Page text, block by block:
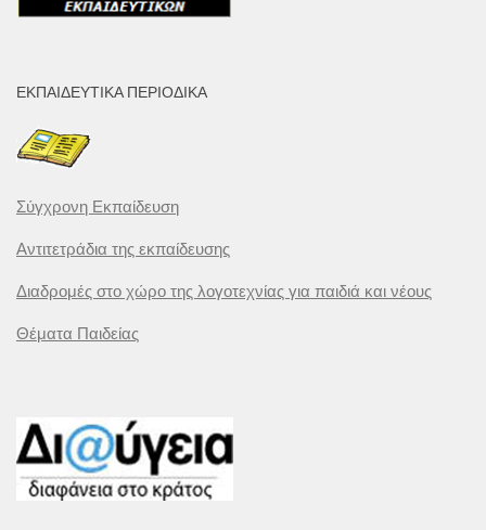
ΕΚΠΑΙΔΕΥΤΙΚΆ ΠΕΡΙΟΔΙΚΆ
Σύγχρονη Εκπαίδευση
Αντιτετράδια της εκπαίδευσης
Διαδρομές στο χώρο της λογοτεχνίας για παιδιά και νέους
Θέματα Παιδείας